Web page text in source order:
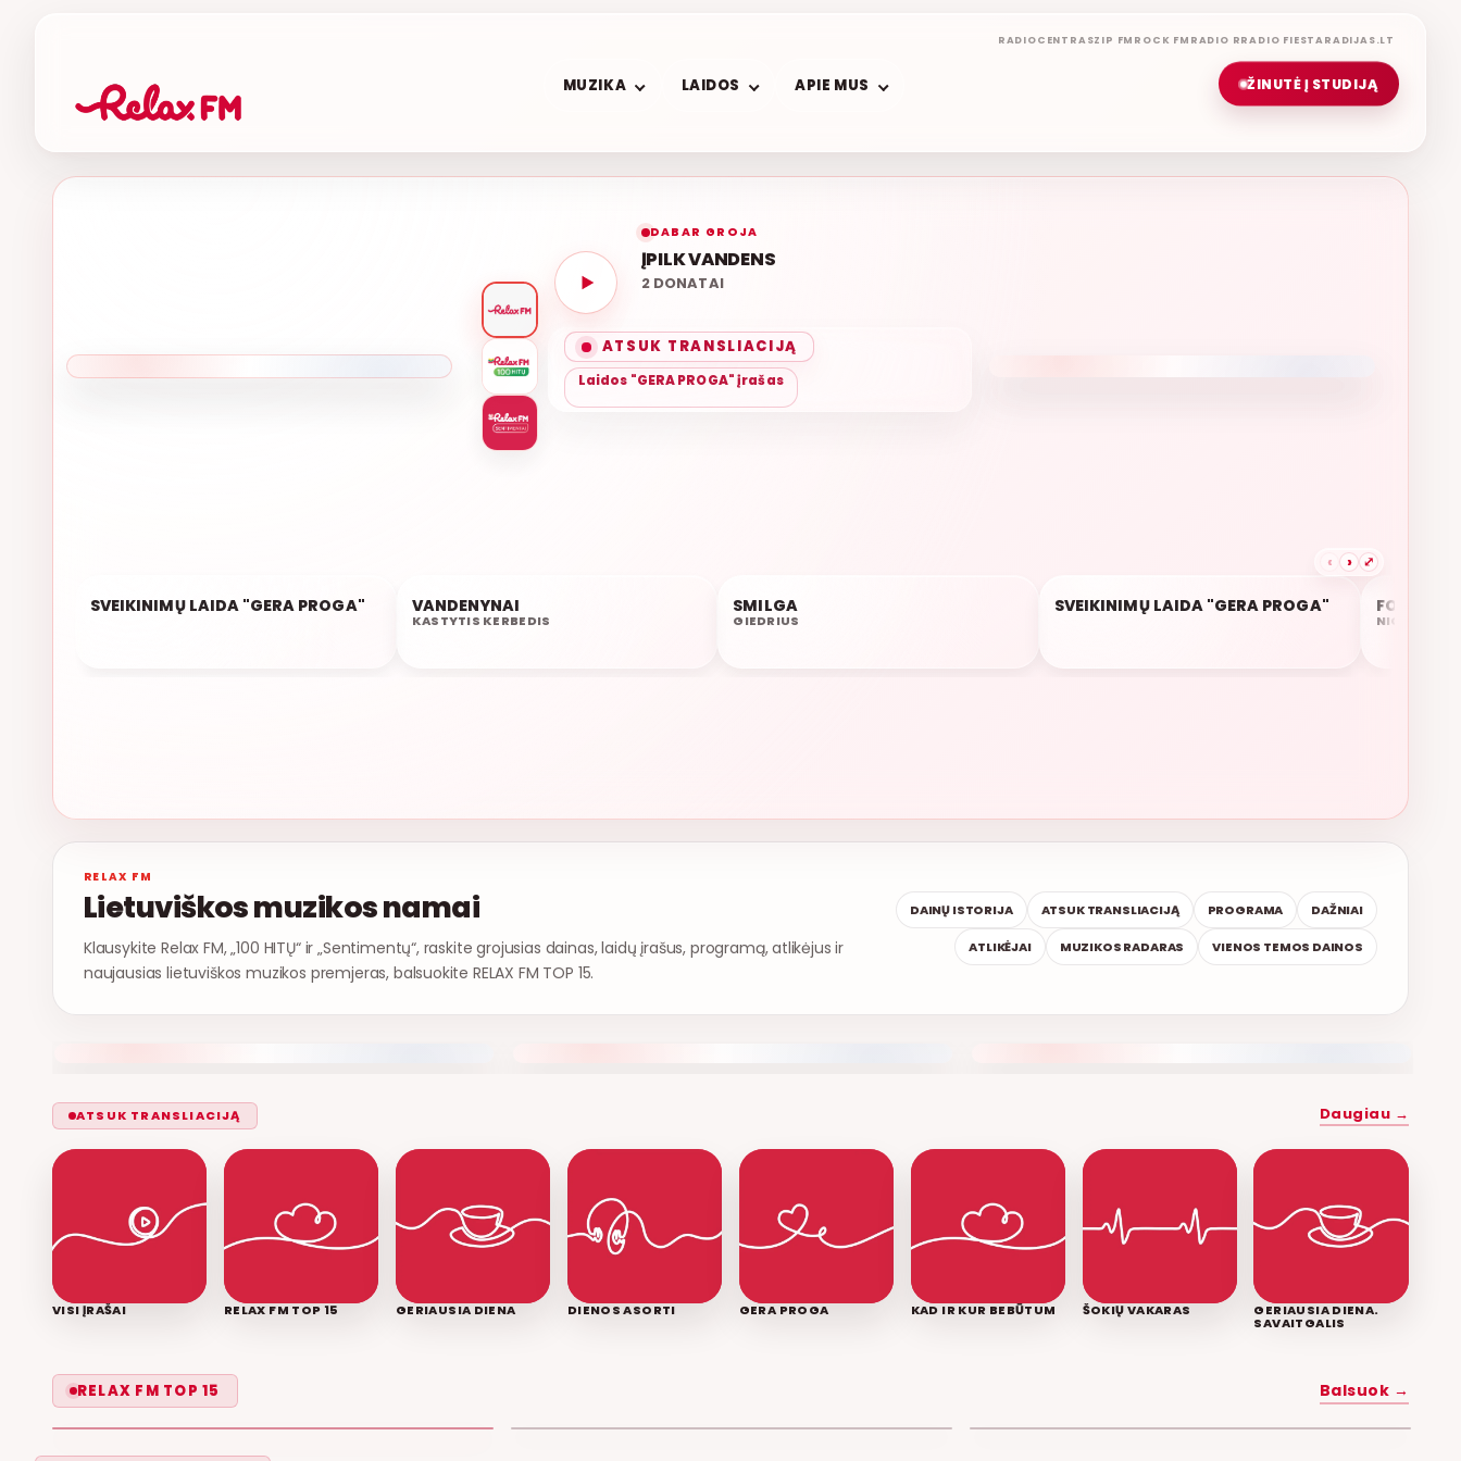
RADIOCENTRASZIP FM ROCK FM RADIO RRADIO FIESTARADIJAS.LT
ŽINUTĖ Į STUDIJĄ
MUZIKA LAIDOS APIE MUS
DABAR GROJA
ĮPILK VANDENS
2 DONATAI
ATSUK TRANSLIACIJĄ
Laidos "GERA PROGA" įrašas
18:50
SVEIKINIMŲ LAIDA "GERA PROGA" 18:47
VANDENYNAI
KASTYTIS KERBEDIS
18:44
SMILGA
GIEDRIUS
18:40
SVEIKINIMŲ LAIDA "GERA PROGA"
NICKY JAM,
‹ › ⤢
RELAX FM
Lietuviškos muzikos namai
Klausykite Relax FM, „100 HITŲ“ ir „Sentimentų“, raskite grojusias dainas, laidų įrašus, programą, atlikėjus ir
naujausias lietuviškos muzikos premjeras, balsuokite RELAX FM TOP 15.
DAINŲ ISTORIJA ATSUK TRANSLIACIJĄ PROGRAMA DAŽNIAI
ATLIKĖJAI MUZIKOS RADARAS VIENOS TEMOS DAINOS
ATSUK TRANSLIACIJĄ Daugiau →
VISI ĮRAŠAI RELAX FM TOP 15 GERIAUSIA DIENA DIENOS ASORTI GERA PROGA KAD IR KUR BEBŪTUM ŠOKIŲ VAKARAS GERIAUSIA DIENA.
SAVAITGALIS
RELAX FM TOP 15 Balsuok →
LEISK PRIPAŽINTI
GRUPĖ 2